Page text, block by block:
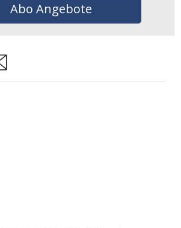
Abo Angebote